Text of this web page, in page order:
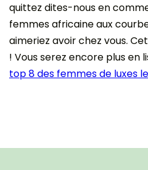
quittez dites-nous en
femmes africaine aux
aimeriez avoir chez vous.
! Vous serez encore plus en
top 8 des femmes de luxes